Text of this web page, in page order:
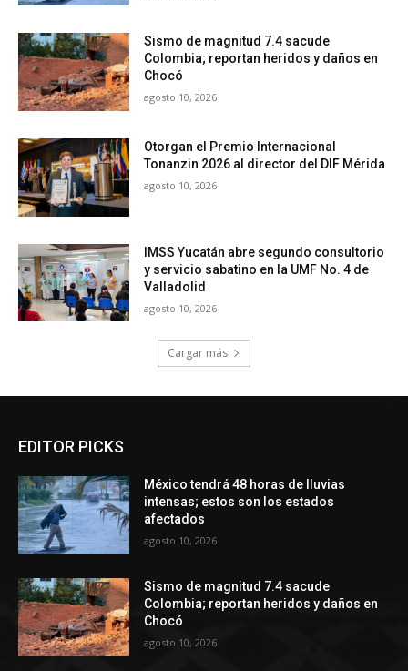
Sismo de magnitud 7.4 sacude
Colombia; reportan heridos y daños en
Chocó
agosto 10, 2026
Otorgan el Premio Internacional
Tonanzin 2026 al director del DIF Mérida
agosto 10, 2026
IMSS Yucatán abre segundo consultorio
y servicio sabatino en la UMF No. 4 de
Valladolid
agosto 10, 2026
Cargar más
EDITOR PICKS
México tendrá 48 horas de lluvias
intensas; estos son los estados
afectados
agosto 10, 2026
Sismo de magnitud 7.4 sacude
Colombia; reportan heridos y daños en
Chocó
agosto 10, 2026